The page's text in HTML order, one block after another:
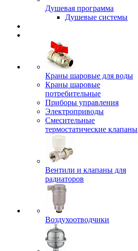
Душевая программа
Душевые системы
Краны шаровые для воды
Краны шаровые
потребительные
Приборы управления
Электроприводы
Смесительные
термостатические клапаны
Вентили и клапаны для
радиаторов
Воздухоотводчики